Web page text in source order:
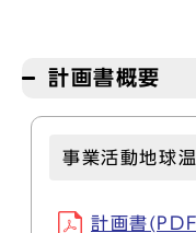
計画書概要
事業活動地球
計画書